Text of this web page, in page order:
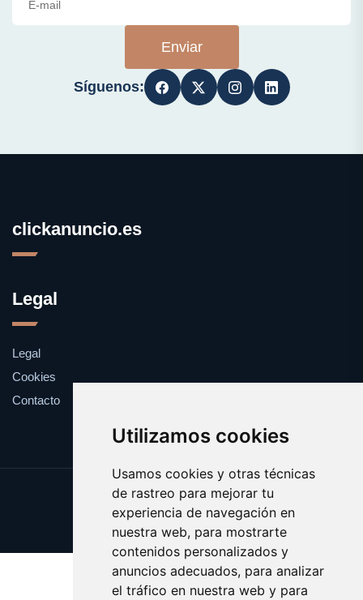
Utilizamos cookies
Usamos cookies y otras técnicas
de rastreo para mejorar tu
experiencia de navegación en
nuestra web, para mostrarte
contenidos personalizados y
anuncios adecuados, para analizar
el tráfico en nuestra web y para
Enviar
Síguenos:
clickanuncio.es
Legal
Legal
Cookies
Contacto
Update cookies preferences
Copyright © 2025 clickanuncio.es